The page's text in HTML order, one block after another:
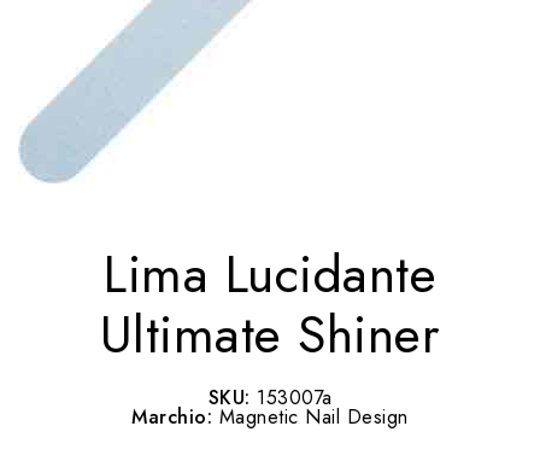
Lima Lucidante
Ultimate Shiner
SKU: 153007a
Marchio: Magnetic Nail Design